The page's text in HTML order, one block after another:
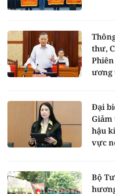
thư,
ương
Đại
hậu
vực
Bộ